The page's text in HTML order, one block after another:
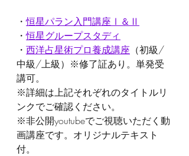
・恒星パラン入門講座Ⅰ＆Ⅱ
・恒星グループスタディ
・ 西洋占星術プロ養成講座 （初級/
中級/上級）※修了証あり。単発受
講可。
※詳細は上記それぞれのタイトルリ
ンクでご確認ください。
※非公開youtubeでご視聴いただく動
画講座です。オリジナルテキスト
付。